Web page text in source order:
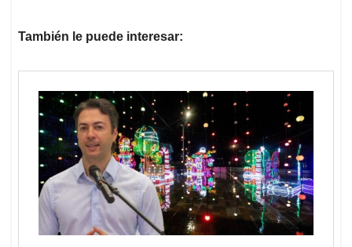
También le puede interesar: